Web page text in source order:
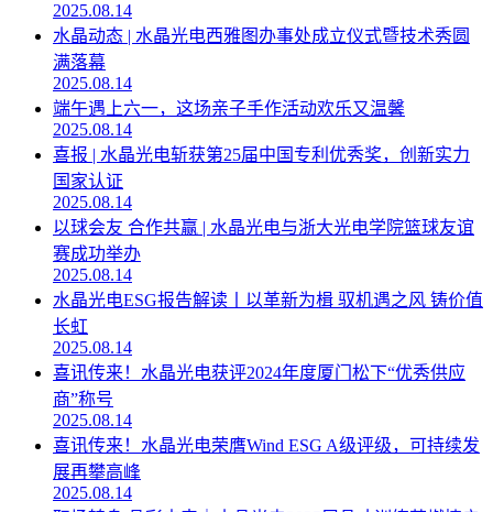
2025.08.14
水晶动态 | 水晶光电西雅图办事处成立仪式暨技术秀圆
满落幕
2025.08.14
端午遇上六一，这场亲子手作活动欢乐又温馨
2025.08.14
喜报 | 水晶光电斩获第25届中国专利优秀奖，创新实力
国家认证
2025.08.14
以球会友 合作共赢 | 水晶光电与浙大光电学院篮球友谊
赛成功举办
2025.08.14
水晶光电ESG报告解读丨以革新为楫 驭机遇之风 铸价值
长虹
2025.08.14
喜讯传来！水晶光电获评2024年度厦门松下“优秀供应
商”称号
2025.08.14
喜讯传来！水晶光电荣膺Wind ESG A级评级，可持续发
展再攀高峰
2025.08.14